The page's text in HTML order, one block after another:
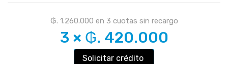
₲. 1.260.000 en 3 cuotas sin recargo
3 × ₲. 420.000
Solicitar crédito